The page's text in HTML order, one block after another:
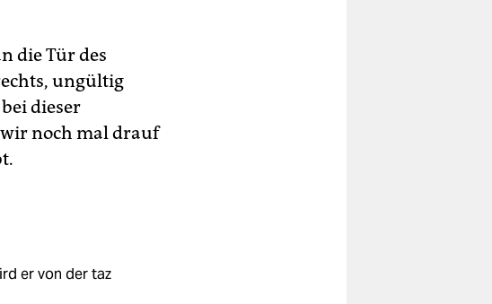
die Tür des
ungültig
dieser
noch mal drauf
er von der taz